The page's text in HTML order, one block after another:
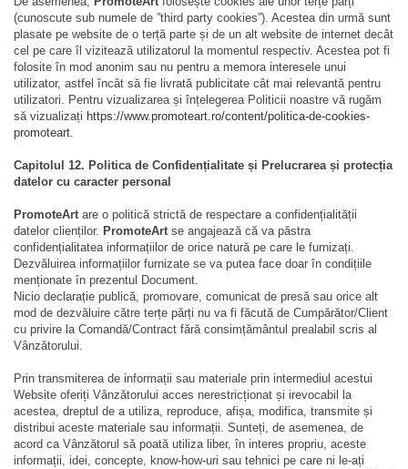
(cunoscute sub numele de ”third party cookies”). Acestea din urmă sunt
plasate pe website de o terță parte și de un alt website de internet decât
cel pe care îl vizitează utilizatorul la momentul respectiv. Acestea pot fi
folosite în mod anonim sau nu pentru a memora interesele unui
utilizator, astfel încât să fie livrată publicitate cât mai relevantă pentru
utilizatori. Pentru vizualizarea și înțelegerea Politicii noastre vă rugăm
să vizualizați https://www.promoteart.ro/content/politica-de-cookies-
promoteart.
Capitolul 12. Politica de Confidențialitate și Prelucrarea și protecția
datelor cu caracter personal
PromoteArtare o politică strictă de respectare a confidențialității
datelor clienților. PromoteArtse angajează că va păstra
confidențialitatea informațiilor de orice natură pe care le furnizați.
Dezvăluirea informațiilor furnizate se va putea face doar în condițiile
menționate în prezentul Document.
Nicio declarație publică, promovare, comunicat de presă sau orice alt
mod de dezvăluire către terțe părți nu va fi făcută de Cumpărător/Client
cu privire la Comandă/Contract fără consimțământul prealabil scris al
Vânzătorului.
Prin transmiterea de informații sau materiale prin intermediul acestui
Website oferiți Vânzătorului acces nerestricționat și irevocabil la
acestea, dreptul de a utiliza, reproduce, afișa, modifica, transmite și
distribui aceste materiale sau informații. Sunteți, de asemenea, de
acord ca Vânzătorul să poată utiliza liber, în interes propriu, aceste
informații, idei, concepte, know-how-uri sau tehnici pe care ni le-ați